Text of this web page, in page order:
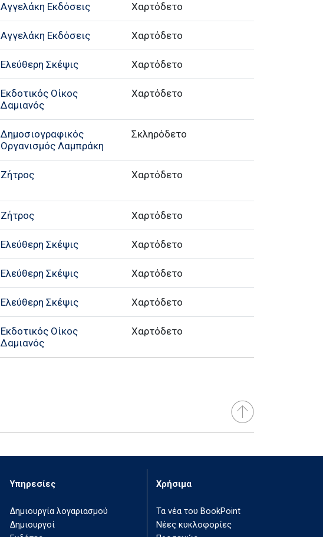
Αγγελάκη Εκδόσεις Χαρτόδετο
Αγγελάκη Εκδόσεις Χαρτόδετο
Ελεύθερη Σκέψις Χαρτόδετο
Εκδοτικός Οίκος
Δαμιανός
Χαρτόδετο
Δημοσιογραφικός
Οργανισμός Λαμπράκη
Σκληρόδετο
Ζήτρος Χαρτόδετο
Ζήτρος Χαρτόδετο
Ελεύθερη Σκέψις Χαρτόδετο
Ελεύθερη Σκέψις Χαρτόδετο
Ελεύθερη Σκέψις Χαρτόδετο
Εκδοτικός Οίκος
Δαμιανός
Χαρτόδετο
Υπηρεσίες
Δημιουργία λογαριασμού
Δημιουργοί
Χρήσιμα
Τα νέα του BookPoint
Νέες κυκλοφορίες